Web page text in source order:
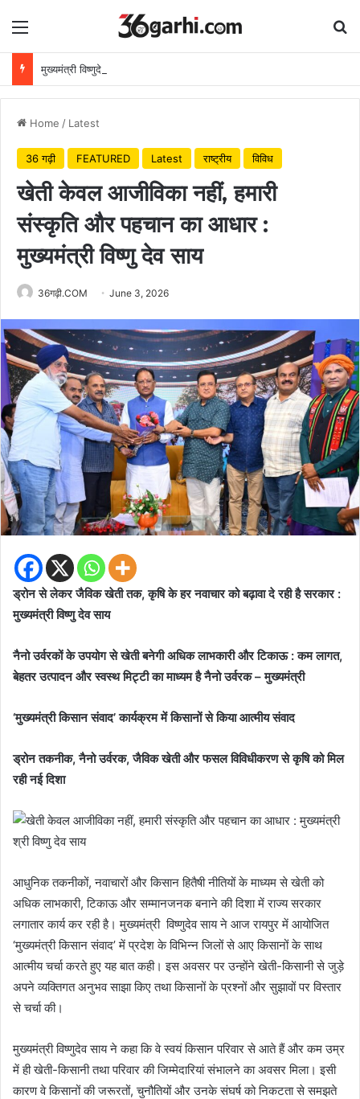
Menu
Home / Latest
36 गढ़ी FEATURED Latest राष्ट्रीय विविध
खेती केवल आजीविका नहीं, हमारी
संस्कृति और पहचान का आधार :
मुख्यमंत्री विष्णु देव साय
36गढ़ी.COM June 3, 2026
ड्रोन से लेकर जैविक खेती तक, कृषि के हर नवाचार को बढ़ावा दे रही है सरकार :
मुख्यमंत्री विष्णु देव साय
नैनो उर्वरकों के उपयोग से खेती बनेगी अधिक लाभकारी और टिकाऊ : कम लागत,
बेहतर उत्पादन और स्वस्थ मिट्टी का माध्यम है नैनो उर्वरक – मुख्यमंत्री
‘मुख्यमंत्री किसान संवाद’ कार्यक्रम में किसानों से किया आत्मीय संवाद
ड्रोन तकनीक, नैनो उर्वरक, जैविक खेती और फसल विविधीकरण से कृषि को मिल
रही नई दिशा
आधुनिक तकनीकों, नवाचारों और किसान हितैषी नीतियों के माध्यम से खेती को
अधिक लाभकारी, टिकाऊ और सम्मानजनक बनाने की दिशा में राज्य सरकार
लगातार कार्य कर रही है। मुख्यमंत्री विष्णुदेव साय ने आज रायपुर में आयोजित
‘मुख्यमंत्री किसान संवाद’ में प्रदेश के विभिन्न जिलों से आए किसानों के साथ
आत्मीय चर्चा करते हुए यह बात कही। इस अवसर पर उन्होंने खेती-किसानी से जुड़े
अपने व्यक्तिगत अनुभव साझा किए तथा किसानों के प्रश्नों और सुझावों पर विस्तार
से चर्चा की।
मुख्यमंत्री विष्णुदेव साय ने कहा कि वे स्वयं किसान परिवार से आते हैं और कम उम्र
में ही खेती-किसानी तथा परिवार की जिम्मेदारियां संभालने का अवसर मिला। इसी
कारण वे किसानों की जरूरतों, चुनौतियों और उनके संघर्ष को निकटता से समझते